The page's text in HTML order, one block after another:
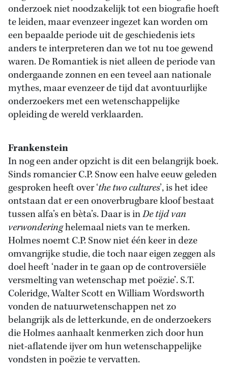
onderzoek niet noodzakelijk tot een biografie hoeft
te leiden, maar evenzeer ingezet kan worden om
een bepaalde periode uit de geschiedenis iets
anders te interpreteren dan we tot nu toe gewend
waren. De Romantiek is niet alleen de periode van
ondergaande zonnen en een teveel aan nationale
mythes, maar evenzeer de tijd dat avontuurlijke
onderzoekers met een wetenschappelijke
opleiding de wereld verklaarden.
Frankenstein
In nog een ander opzicht is dit een belangrijk boek.
Sinds romancier C.P. Snow een halve eeuw geleden
gesproken heeft over ‘the two cultures’, is het idee
ontstaan dat er een onoverbrugbare kloof bestaat
tussen alfa’s en bèta’s. Daar is inDe tijd van
verwonderinghelemaal niets van te merken.
Holmes noemt C.P. Snow niet één keer in deze
omvangrijke studie, die toch naar eigen zeggen als
doel heeft ‘nader in te gaan op de controversiële
versmelting van wetenschap met poëzie’. S.T.
Coleridge, Walter Scott en William Wordsworth
vonden de natuurwetenschappen net zo
belangrijk als de letterkunde, en de onderzoekers
die Holmes aanhaalt kenmerken zich door hun
niet-aflatende ijver om hun wetenschappelijke
vondsten in poëzie te vervatten.